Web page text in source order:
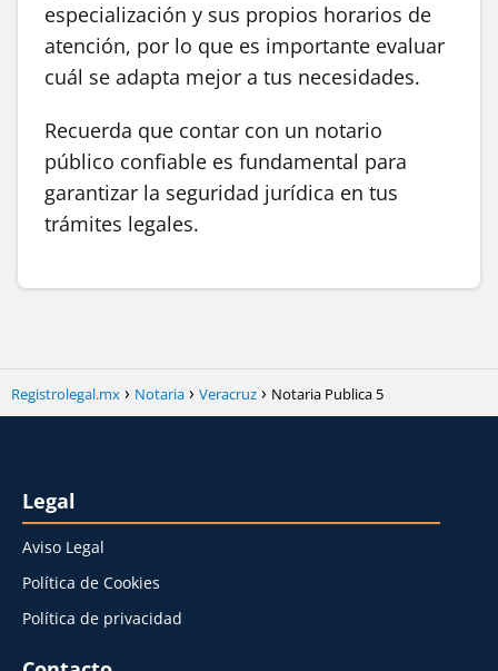
especialización y sus propios horarios de
atención, por lo que es importante evaluar
cuál se adapta mejor a tus necesidades.
Recuerda que contar con un notario
público confiable es fundamental para
garantizar la seguridad jurídica en tus
trámites legales.
Registrolegal.mx Notaria Veracruz Notaria Publica 5
Legal
Aviso Legal
Política de Cookies
Política de privacidad